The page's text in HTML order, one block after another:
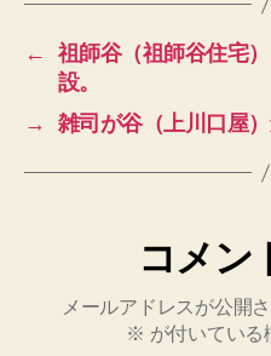
←
祖師谷（祖師谷住宅
設。
→
雑司が谷（上川口屋
コメン
メールアドレスが公開
※ が付いている